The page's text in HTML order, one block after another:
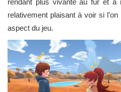
rendant plus vivante au fur et à
relativement plaisant à voir si
aspect du jeu.